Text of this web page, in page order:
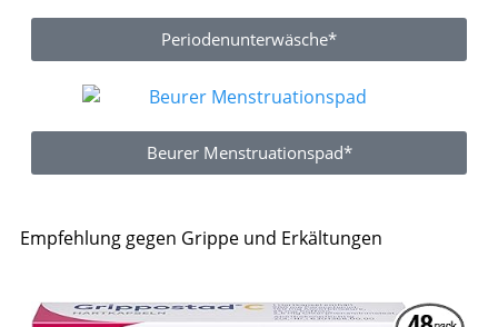
Periodenunterwäsche*
Beurer Menstruationspad*
Empfehlung gegen Grippe und Erkältungen